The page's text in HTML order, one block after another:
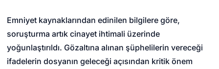
Emniyet kaynaklarından edinilen bilgilere göre,
soruşturma artık cinayet ihtimali üzerinde
yoğunlaştırıldı. Gözaltına alınan şüphelilerin vereceği
ifadelerin dosyanın geleceği açısından kritik önem